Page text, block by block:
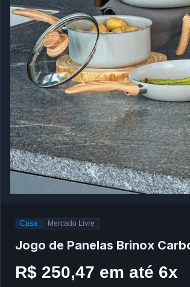
Casa Mercado Livre
Jogo de Panelas Brinox
R$ 250,47 em até 6x